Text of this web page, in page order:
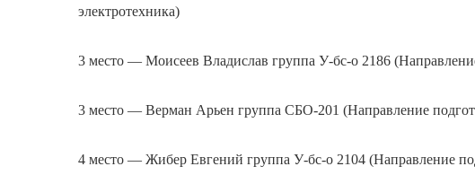
электротехника)
3 место — Моисеев Владислав группа У-бс-о 2186
3 место — Верман Арьен группа СБО-201 (Направление
4 место — Жибер Евгений группа У-бс-о 2104 (Направление